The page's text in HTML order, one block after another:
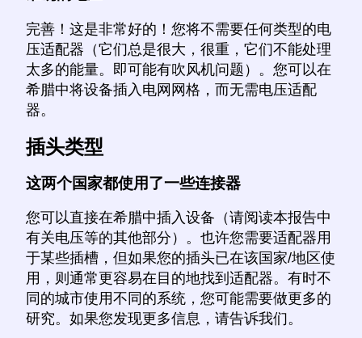
完善！这是非常好的！您将不需要任何类型的电
压适配器（它们总是很大，很重，它们不能处理
太多的能量。即可能有吹风机问题）。您可以在
希腊中将设备插入电网网格，而无需电压适配
器。
插头类型
这两个国家都使用了一些连接器
您可以直接在希腊中插入设备（请阅读本报告中
有关电压等的其他部分）。也许您需要适配器用
于某些插槽，但如果您的插头已在该国家/地区使
用，则通常更容易在目的地找到适配器。有时不
同的城市使用不同的系统，您可能需要做更多的
研究。如果您发现更多信息，请告诉我们。